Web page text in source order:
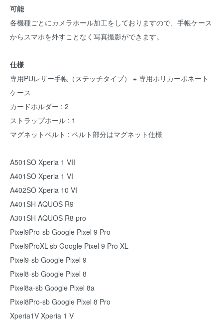
可能
各機種ごとにカメラホール加工をしておりますので、手帳ケース
からスマホを外すことなく写真撮影ができます。
仕様
専用PUレザー手帳（ステッチタイプ） + 専用ポリカーボネート
ケース
カードホルダー : 2
ストラップホール : 1
マグネットベルト : ベルト部分はマグネット仕様
A501SO Xperia 1 VII
A401SO Xperia 1 VI
A402SO Xperia 10 VI
A401SH AQUOS R9
A301SH AQUOS R8 pro
Pixel9Pro-sb Google Pixel 9 Pro
Pixel9ProXL-sb Google Pixel 9 Pro XL
Pixel9-sb Google Pixel 9
Pixel8-sb Google Pixel 8
Pixel8a-sb Google Pixel 8a
Pixel8Pro-sb Google Pixel 8 Pro
Xperia1V Xperia 1 V